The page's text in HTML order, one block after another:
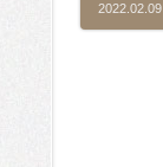
2022.02.09